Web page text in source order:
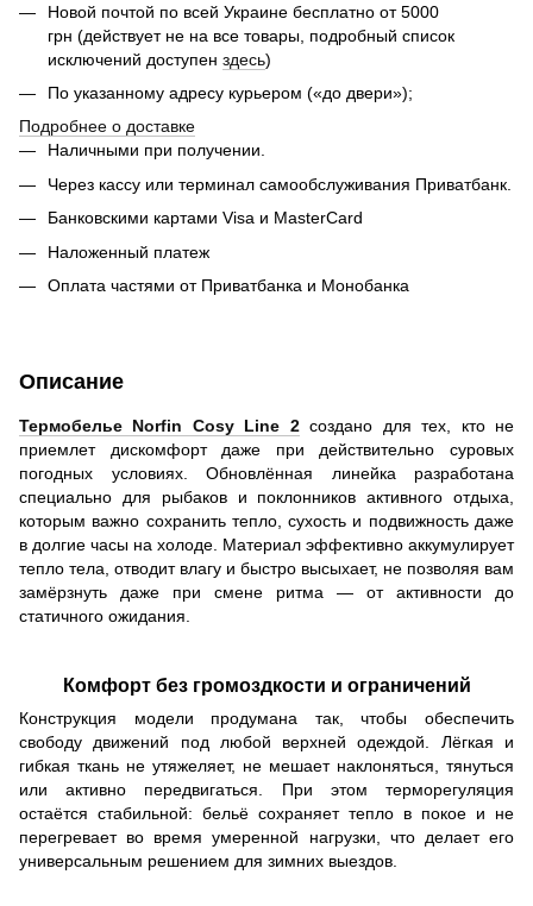
Новой почтой по всей Украине бесплатно от 5000
грн (действует не на все товары, подробный список
исключений доступен здесь)
По указанному адресу курьером («до двери»);
Подробнее о доставке
Наличными при получении.
Через кассу или терминал самообслуживания Приватбанк.
Банковскими картами Visa и MasterCard
Наложенный платеж
Оплата частями от Приватбанка и Монобанка
Описание
Термобелье Norfin Cosy Line 2создано для тех, кто не
приемлет дискомфорт даже при действительно суровых
погодных условиях. Обновлённая линейка разработана
специально для рыбаков и поклонников активного отдыха,
которым важно сохранить тепло, сухость и подвижность даже
в долгие часы на холоде. Материал эффективно аккумулирует
тепло тела, отводит влагу и быстро высыхает, не позволяя вам
замёрзнуть даже при смене ритма — от активности до
статичного ожидания.
Комфорт без громоздкости и ограничений
Конструкция модели продумана так, чтобы обеспечить
свободу движений под любой верхней одеждой. Лёгкая и
гибкая ткань не утяжеляет, не мешает наклоняться, тянуться
или активно передвигаться. При этом терморегуляция
остаётся стабильной: бельё сохраняет тепло в покое и не
перегревает во время умеренной нагрузки, что делает его
универсальным решением для зимних выездов.